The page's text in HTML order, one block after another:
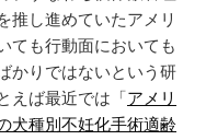
推し進めていたアメリ
ても行動面においても
かりではないという研
えば最近では「アメリ
犬種別不妊化手術適齢